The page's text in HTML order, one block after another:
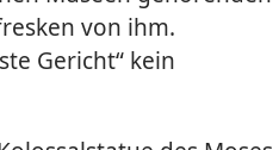
von ihm.
Gericht“ kein